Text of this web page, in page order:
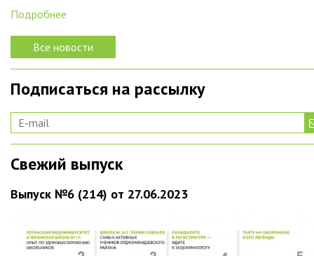
Подробнее
Все новости
Подписаться на рассылку
Свежий выпуск
Выпуск №6 (214) от 27.06.2023